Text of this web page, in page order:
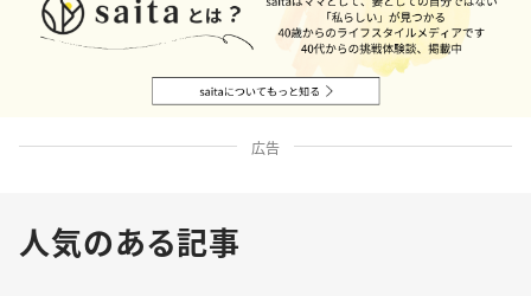
広告
人気のある記事